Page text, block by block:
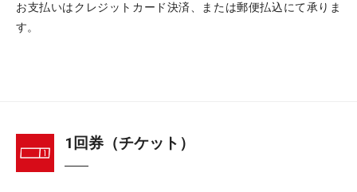
お支払いはクレジットカード決済、または郵便払込にて承りま
す。
1回券（チケット）